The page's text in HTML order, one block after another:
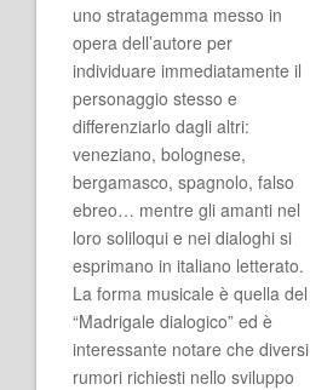
uno stratagemma messo in
opera dell’autore per
individuare immediatamente il
personaggio stesso e
differenziarlo dagli altri:
veneziano, bolognese,
bergamasco, spagnolo, falso
ebreo… mentre gli amanti nel
loro soliloqui e nei dialoghi si
esprimano in italiano letterato.
La forma musicale è quella del
“Madrigale dialogico” ed è
interessante notare che diversi
rumori richiesti nello sviluppo